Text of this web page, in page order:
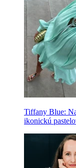
Tiffany Blue:
ikonickú